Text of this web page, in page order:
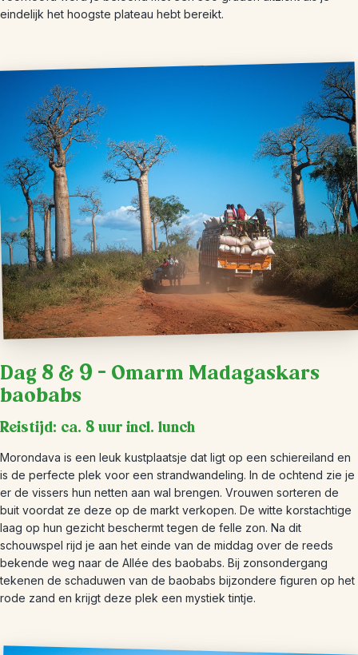
eindelijk het hoogste plateau hebt bereikt.
Dag 8 & 9 – Omarm Madagaskars
baobabs
Reistijd: ca. 8 uur incl. lunch
Morondava is een leuk kustplaatsje dat ligt op een schiereiland en
is de perfecte plek voor een strandwandeling. In de ochtend zie je
er de vissers hun netten aan wal brengen. Vrouwen sorteren de
buit voordat ze deze op de markt verkopen. De witte korstachtige
laag op hun gezicht beschermt tegen de felle zon. Na dit
schouwspel rijd je aan het einde van de middag over de reeds
bekende weg naar de Allée des baobabs. Bij zonsondergang
tekenen de schaduwen van de baobabs bijzondere figuren op het
rode zand en krijgt deze plek een mystiek tintje.